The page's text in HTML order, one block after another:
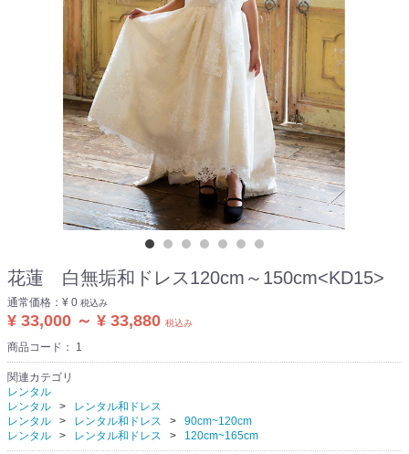
花蓮 白無垢和ドレス120cm～150cm<KD15>
通常価格： ¥ 0 税込み
¥ 33,000 ～ ¥ 33,880 税込み
商品コード： 1
関連カテゴリ
レンタル
レンタル
レンタル和ドレス
レンタル
レンタル和ドレス
90cm~120cm
レンタル
レンタル和ドレス 120cm~165cm